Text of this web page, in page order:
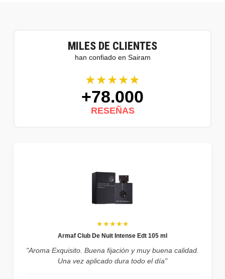
MILES DE CLIENTES
han confiado en Sairam
★★★★★
+78.000
RESEÑAS
★★★★★
Armaf Club De Nuit Intense Edt 105 ml
"Aroma Exquisito. Buena fijación y muy buena calidad.
Una vez aplicado dura todo el día"